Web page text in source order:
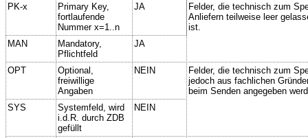
PK-x
Primary Key,
fortlaufende
Nummer x=1..n
JA
Felder, die technisch zum
Anliefern teilweise leer
ist.
MAN
Mandatory,
Pflichtfeld
JA
OPT
Optional,
freiwillige
Angaben
NEIN
Felder, die technisch zum
jedoch aus fachlichen
beim Senden angegeben
SYS
Systemfeld, wird
i.d.R. durch ZDB
gefüllt
NEIN